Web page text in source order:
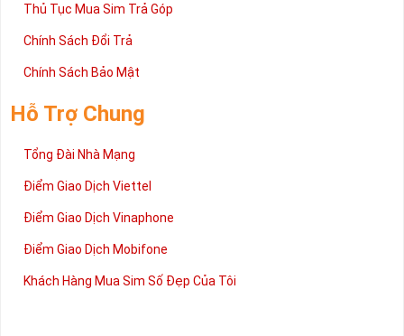
Thủ Tục Mua Sim Trả Góp
Chính Sách Đổi Trả
Chính Sách Bảo Mật
Hỗ Trợ Chung
Tổng Đài Nhà Mạng
Điểm Giao Dịch Viettel
Điểm Giao Dịch Vinaphone
Điểm Giao Dịch Mobifone
Khách Hàng Mua Sim Số Đẹp Của Tôi